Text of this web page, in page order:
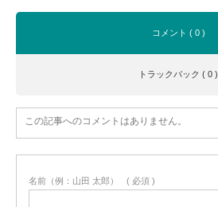
コメント ( 0 )
トラックバック ( 0 )
この記事へのコメントはありません。
名前（例：山田 太郎） ( 必須 )